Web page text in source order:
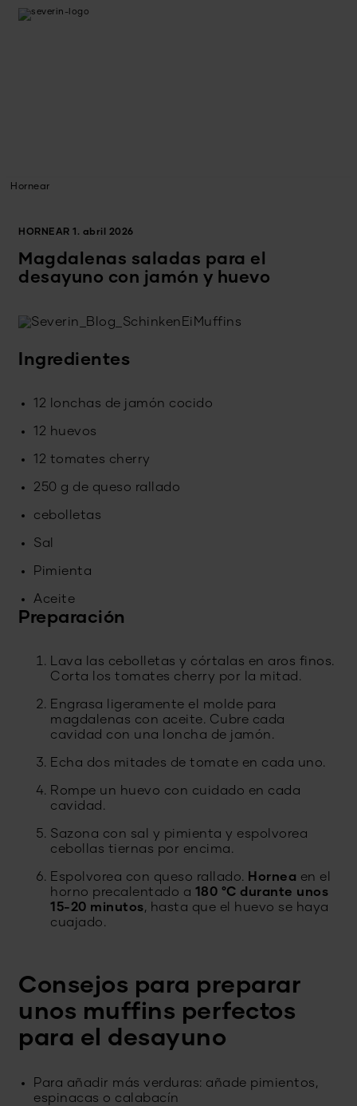
Hornear
HORNEAR 1. abril 2026
Magdalenas saladas para el
desayuno con jamón y huevo
Ingredientes
12 lonchas de jamón cocido
12 huevos
12 tomates cherry
250 g de queso rallado
cebolletas
Sal
Pimienta
Aceite
Preparación
Lava las cebolletas y córtalas en aros finos.
Corta los tomates cherry por la mitad.
Engrasa ligeramente el molde para
magdalenas con aceite. Cubre cada
cavidad con una loncha de jamón.
Echa dos mitades de tomate en cada uno.
Rompe un huevo con cuidado en cada
cavidad.
Sazona con sal y pimienta y espolvorea
cebollas tiernas por encima.
Espolvorea con queso rallado. Hornea en el
horno precalentado a 180 °C durante unos
15-20 minutos, hasta que el huevo se haya
cuajado.
Consejos para preparar
unos muffins perfectos
para el desayuno
Para añadir más verduras: añade pimientos,
espinacas o calabacín